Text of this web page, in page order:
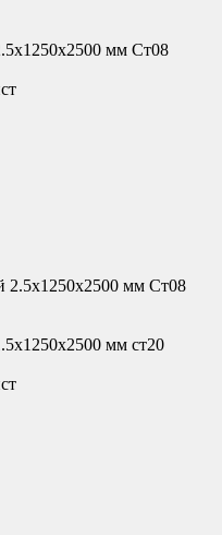
мм Ст08
мм ст20